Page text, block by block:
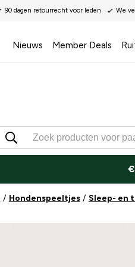
90 dagen retourrecht voor leden We
Nieuws Member Deals
Hondenspeeltjes Sleep- en